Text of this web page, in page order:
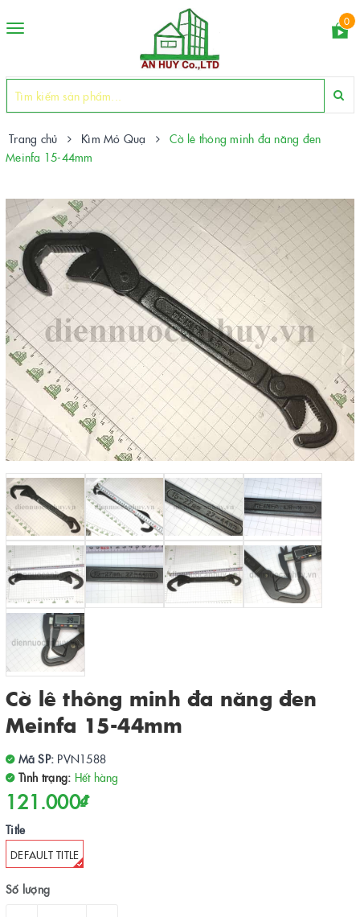
Toggle
0
Trang chủ Kìm Mỏ Quạ
Cờ lê thông minh đa năng đen
Meinfa 15-44mm
Cờ lê thông minh đa năng đen
Meinfa 15-44mm
Mã SP: PVN1588
Tình trạng: Hết hàng
121.000₫
Title
DEFAULT TITLE
Số lượng